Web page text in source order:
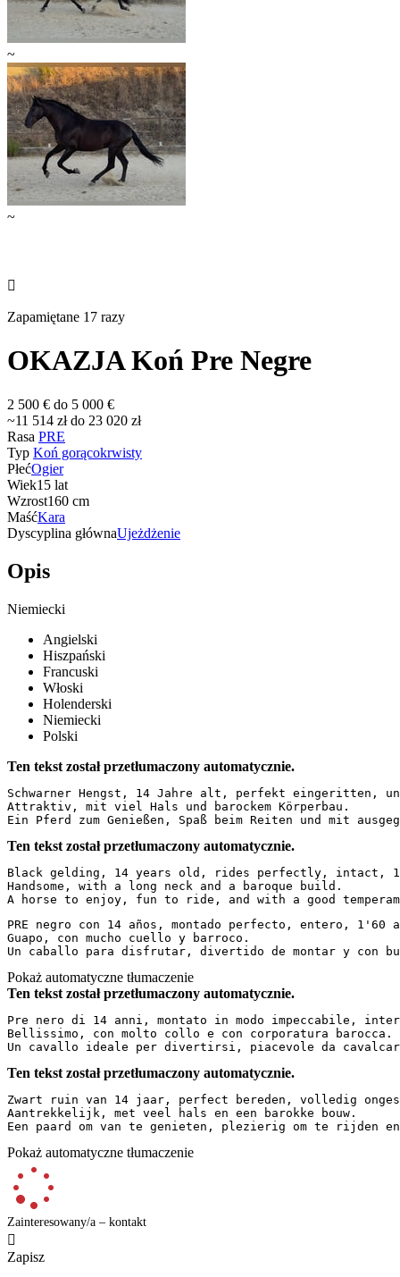
~
~

Zapamiętane 17 razy
OKAZJA Koń Pre Negre
2 500 € do 5 000 €
~11 514 zł do 23 020 zł
Rasa PRE
Typ Koń gorącokrwisty
PłećOgier
Wiek15 lat
Wzrost160 cm
MaśćKara
Dyscyplina głównaUjeżdżenie
Opis
Niemiecki
Angielski
Hiszpański
Francuski
Włoski
Holenderski
Niemiecki
Polski
Ten tekst został przetłumaczony automatycznie.
Schwarner Hengst, 14 Jahre alt, perfekt eingeritten,
Attraktiv, mit viel Hals und barockem Körperbau.
Ein Pferd zum Genießen, Spaß beim Reiten und mit
Ten tekst został przetłumaczony automatycznie.
Black gelding, 14 years old, rides perfectly, intact,
Handsome, with a long neck and a baroque build.
A horse to enjoy, fun to ride, and with a good
PRE negro con 14 años, montado perfecto, entero, 1'60
Guapo, con mucho cuello y barroco.
Un caballo para disfrutar, divertido de montar y con
Pokaż automatyczne tłumaczenie
Ten tekst został przetłumaczony automatycznie.
Pre nero di 14 anni, montato in modo impeccabile,
Bellissimo, con molto collo e con corporatura
Un cavallo ideale per divertirsi, piacevole da
Ten tekst został przetłumaczony automatycznie.
Zwart ruin van 14 jaar, perfect bereden, volledig
Aantrekkelijk, met veel hals en een barokke bouw.
Een paard om van te genieten, plezierig om te rijden
Pokaż automatyczne tłumaczenie
Zainteresowany/a – kontakt

Zapisz